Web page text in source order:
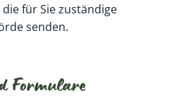
für Sie zuständige
senden.
Formulare